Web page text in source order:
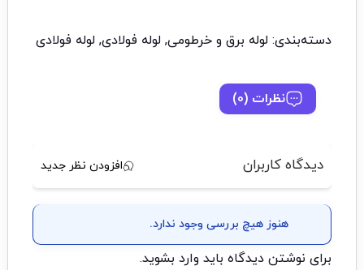
دسته‌بندی: لوله برق و خرطومی, لوله فولادی, لوله فولادی
نظرات (0)
دیدگاه کاربران افزودن نظر جدید
هنوز هیچ بررسی وجود ندارد.
برای نوشتن دیدگاه باید وارد بشوید.